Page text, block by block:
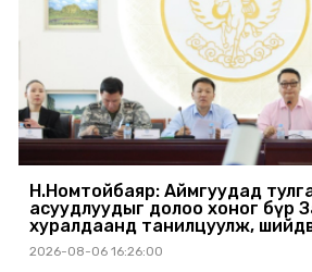
Н.Номтойбаяр: Аймгуудад
асуудлуудыг долоо хоног бүр
хуралдаанд танилцуулж,
2026-08-06 16:26:00